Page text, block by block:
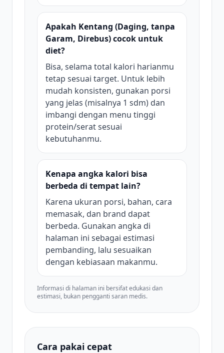
Apakah Kentang (Daging, tanpa
Garam, Direbus) cocok untuk
diet?
Bisa, selama total kalori harianmu
tetap sesuai target. Untuk lebih
mudah konsisten, gunakan porsi
yang jelas (misalnya 1 sdm) dan
imbangi dengan menu tinggi
protein/serat sesuai
kebutuhanmu.
Kenapa angka kalori bisa
berbeda di tempat lain?
Karena ukuran porsi, bahan, cara
memasak, dan brand dapat
berbeda. Gunakan angka di
halaman ini sebagai estimasi
pembanding, lalu sesuaikan
dengan kebiasaan makanmu.
Informasi di halaman ini bersifat edukasi dan
estimasi, bukan pengganti saran medis.
Cara pakai cepat